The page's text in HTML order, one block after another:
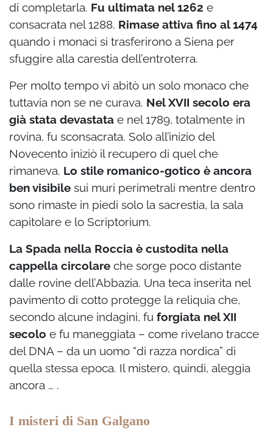
di completarla. Fu ultimata nel 1262 e
consacrata nel 1288. Rimase attiva fino al 1474
quando i monaci si trasferirono a Siena per
sfuggire alla carestia dell’entroterra.
Per molto tempo vi abitò un solo monaco che
tuttavia non se ne curava. Nel XVII secolo era
già stata devastata e nel 1789, totalmente in
rovina, fu sconsacrata. Solo all’inizio del
Novecento iniziò il recupero di quel che
rimaneva. Lo stile romanico-gotico è ancora
ben visibile sui muri perimetrali mentre dentro
sono rimaste in piedi solo la sacrestia, la sala
capitolare e lo Scriptorium.
La Spada nella Roccia è custodita nella
cappella circolare che sorge poco distante
dalle rovine dell’Abbazia. Una teca inserita nel
pavimento di cotto protegge la reliquia che,
secondo alcune indagini, fu forgiata nel XII
secolo e fu maneggiata – come rivelano tracce
del DNA – da un uomo “di razza nordica” di
quella stessa epoca. Il mistero, quindi, aleggia
ancora … .
I misteri di San Galgano